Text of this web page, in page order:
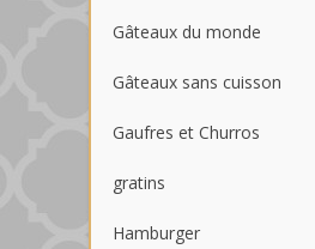
Gâteaux du monde
Gâteaux sans cuisson
Gaufres et Churros
gratins
Hamburger